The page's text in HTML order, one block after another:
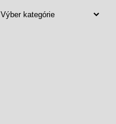
ČLÁNKY